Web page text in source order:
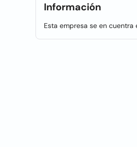
Información
Esta empresa se en cuentra